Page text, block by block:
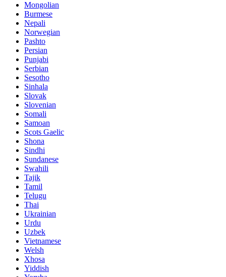
Mongolian
Burmese
Nepali
Norwegian
Pashto
Persian
Punjabi
Serbian
Sesotho
Sinhala
Slovak
Slovenian
Somali
Samoan
Scots Gaelic
Shona
Sindhi
Sundanese
Swahili
Tajik
Tamil
Telugu
Thai
Ukrainian
Urdu
Uzbek
Vietnamese
Welsh
Xhosa
Yiddish